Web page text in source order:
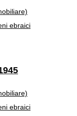
ebraici
ebraici